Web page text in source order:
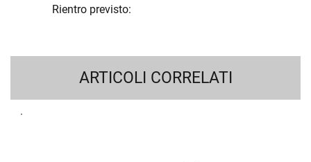
Rientro previsto:
ARTICOLI CORRELATI